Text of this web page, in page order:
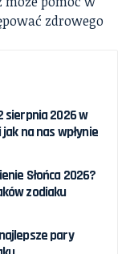
zdrowego
sierpnia 2026 w
jak na nas wpłynie
Słońca 2026?
zodiaku
pary